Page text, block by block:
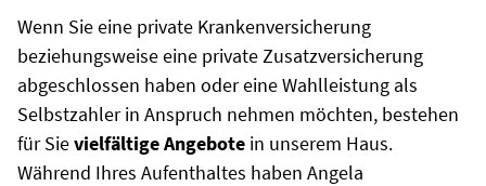
Wenn Sie eine private Krankenversicherung
beziehungsweise eine private Zusatzversicherung
abgeschlossen haben oder eine Wahlleistung als
Selbstzahler in Anspruch nehmen möchten, bestehen
für Sievielfältige Angebote in unserem Haus.
Während Ihres Aufenthaltes haben Angela